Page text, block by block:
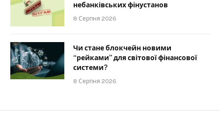
небанківських фінустанов
8 Серпня 2026
Чи стане блокчейн новими
“рейками” для світової фінансової
системи?
8 Серпня 2026